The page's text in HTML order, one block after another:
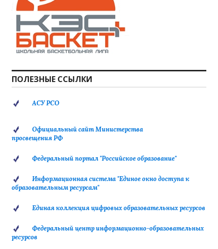
ПОЛЕЗНЫЕ ССЫЛКИ
АСУ РСО
Официальный сайт Министерства
просвещения РФ
Федеральный портал "Российское образование"
Информационная система "Единое окно доступа к
образовательным ресурсам"
Единая коллекция цифровых образовательных ресурсов
Федеральный центр информационно-образовательных
ресурсов